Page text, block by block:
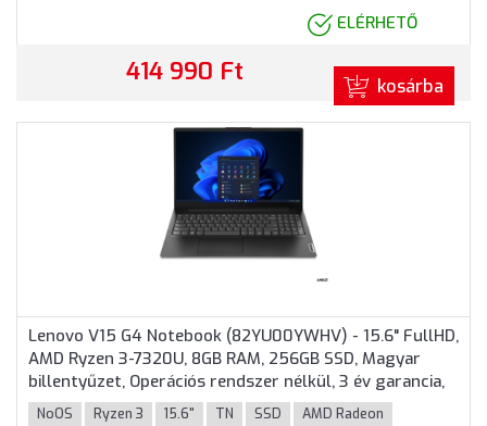
ELÉRHETŐ
414 990 Ft kosárba
Lenovo V15 G4 Notebook (82YU00YWHV) - 15.6" FullHD,
AMD Ryzen 3-7320U, 8GB RAM, 256GB SSD, Magyar
billentyűzet, Operációs rendszer nélkül, 3 év garancia,
Fekete színben
NoOS Ryzen 3 15.6" TN SSD AMD Radeon